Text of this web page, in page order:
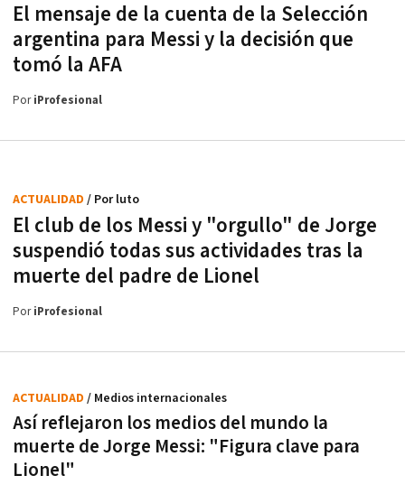
El mensaje de la cuenta de la Selección
argentina para Messi y la decisión que
tomó la AFA
PoriProfesional
El club de los Messi y "orgullo" de Jorge
suspendió todas sus actividades tras la
muerte del padre de Lionel
ACTUALIDAD / Por luto
PoriProfesional
Así reflejaron los medios del mundo la
muerte de Jorge Messi: "Figura clave para
Lionel"
ACTUALIDAD / Medios internacionales